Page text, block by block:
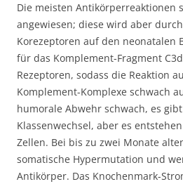
Die meisten Antikörperreaktionen
angewiesen; diese wird aber
Korezeptoren auf den neonatalen
für das Komplement-Fragment
Rezeptoren, sodass die Reaktion
Komplement-Komplexe schwach
humorale Abwehr schwach, es
Klassenwechsel, aber es
Zellen. Bei bis zu zwei Monate
somatische Hypermutation und
Antikörper. Das Knochenmark-